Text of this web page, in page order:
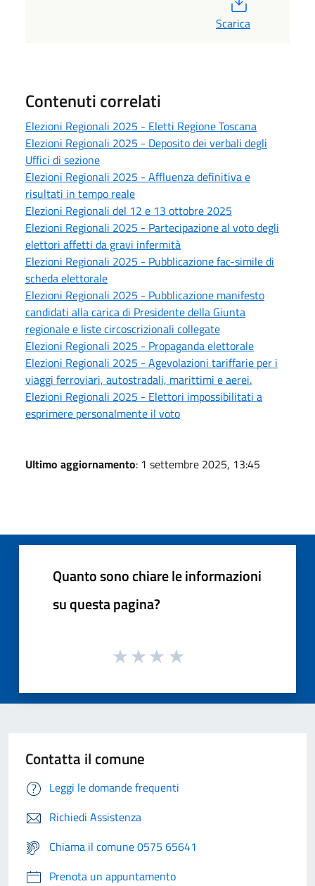
Scarica
Contenuti correlati
Elezioni Regionali 2025 - Eletti Regione Toscana
Elezioni Regionali 2025 - Deposito dei verbali degli
Uffici di sezione
Elezioni Regionali 2025 - Affluenza definitiva e
risultati in tempo reale
Elezioni Regionali del 12 e 13 ottobre 2025
Elezioni Regionali 2025 - Partecipazione al voto degli
elettori affetti da gravi infermità
Elezioni Regionali 2025 - Pubblicazione fac-simile di
scheda elettorale
Elezioni Regionali 2025 - Pubblicazione manifesto
candidati alla carica di Presidente della Giunta
regionale e liste circoscrizionali collegate
Elezioni Regionali 2025 - Propaganda elettorale
Elezioni Regionali 2025 - Agevolazioni tariffarie per i
viaggi ferroviari, autostradali, marittimi e aerei.
Elezioni Regionali 2025 - Elettori impossibilitati a
esprimere personalmente il voto
Ultimo aggiornamento: 1 settembre 2025, 13:45
Quanto sono chiare le informazioni
su questa pagina?
Contatta il comune
Leggi le domande frequenti
Richiedi Assistenza
Chiama il comune 0575 65641
Prenota un appuntamento